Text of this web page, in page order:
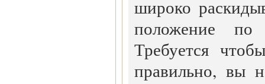
широко
положение
Требуется
правильно, вы